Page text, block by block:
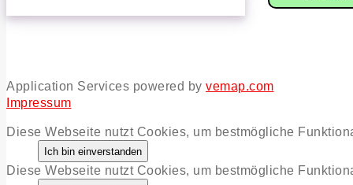
Application Services powered by vemap.com
Impressum
Diese Webseite nutzt Cookies, um bestmögliche
Diese Webseite nutzt Cookies, um bestmögliche